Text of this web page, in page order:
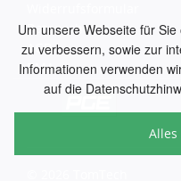
Um unsere Webseite für
zu verbessern, sowie zur
Informationen verwenden
auf die
Datenschutz
AGB
RMA